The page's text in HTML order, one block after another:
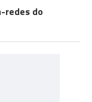
redes do